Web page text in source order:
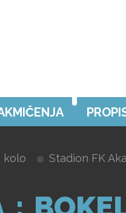
kolo Stadion FK